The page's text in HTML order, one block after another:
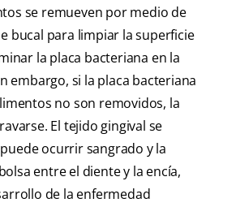
se remueven por medio de
bucal para limpiar la superficie
la placa bacteriana en la
embargo, si la placa bacteriana
no son removidos, la
El tejido gingival se
ocurrir sangrado y la
entre el diente y la encía,
de la enfermedad